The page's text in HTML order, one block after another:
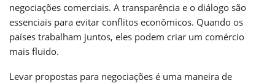
negociações comerciais. A transparência e o diálogo são
essenciais para evitar conflitos econômicos. Quando os
países trabalham juntos, eles podem criar um comércio
mais fluido.
Levar propostas para negociações é uma maneira de